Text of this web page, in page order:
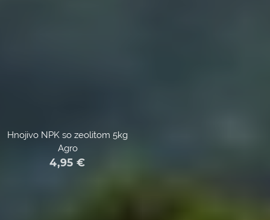
Hnojivo NPK so zeolitom 5kg
Agro
4,95 €